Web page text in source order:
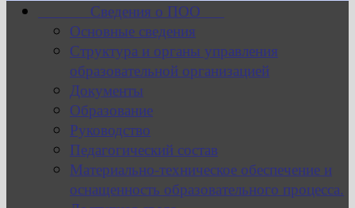
Сведения о ПОО
Основные сведения
Структура и органы управления
образовательной организацией
Документы
Образование
Руководство
Педагогический состав
Материально-техническое обеспечение и
оснащенность образовательного процесса.